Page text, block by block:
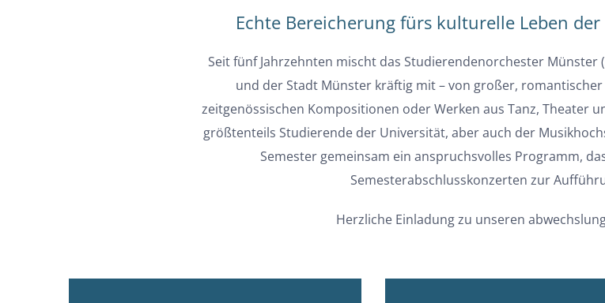
Echte Bereicherung fürs kulturelle Leben
Seit fünf Jahrzehnten mischt das Studierendenorchester
und der Stadt Münster kräftig mit – von großer,
zeitgenössischen Kompositionen oder Werken aus Tanz, Theater
größtenteils Studierende der Universität, aber auch der
Semester gemeinsam ein anspruchsvolles Programm,
Semesterabschlusskonzerten zur
Herzliche Einladung zu unseren